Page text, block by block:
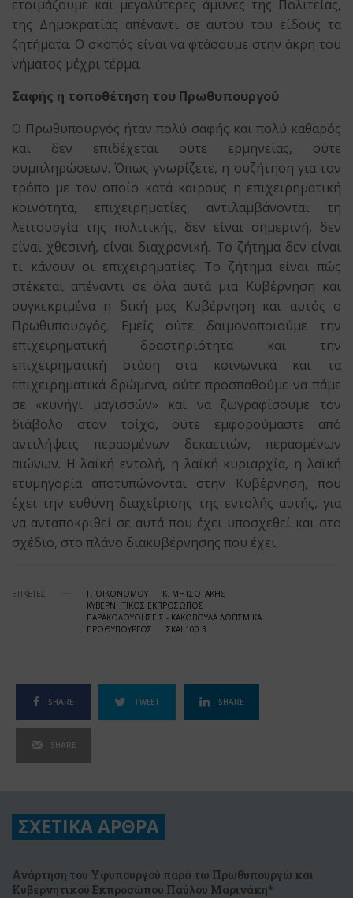
ετοιμάζουμε και μεγαλύτερες άμυνες της Πολιτείας,
της Δημοκρατίας απέναντι σε αυτού του είδους τα
ζητήματα. Ο σκοπός είναι να φτάσουμε στην άκρη του
νήματος μέχρι τέρμα.
Σαφής η τοποθέτηση του Πρωθυπουργού
Ο Πρωθυπουργός ήταν πολύ σαφής και πολύ καθαρός
και δεν επιδέχεται ούτε ερμηνείας, ούτε
συμπληρώσεων. Όπως γνωρίζετε, η συζήτηση για τον
τρόπο με τον οποίο κατά καιρούς η επιχειρηματική
κοινότητα, επιχειρηματίες, αντιλαμβάνονται τη
λειτουργία της πολιτικής, δεν είναι σημερινή, δεν
είναι χθεσινή, είναι διαχρονική. Το ζήτημα δεν είναι
τι κάνουν οι επιχειρηματίες. Το ζήτημα είναι πώς
στέκεται απέναντι σε όλα αυτά μια Κυβέρνηση και
συγκεκριμένα η δική μας Κυβέρνηση και αυτός ο
Πρωθυπουργός. Εμείς ούτε δαιμονοποιούμε την
επιχειρηματική δραστηριότητα και την
επιχειρηματική στάση στα κοινωνικά και τα
επιχειρηματικά δρώμενα, ούτε προσπαθούμε να πάμε
σε «κυνήγι μαγισσών» και να ζωγραφίσουμε τον
διάβολο στον τοίχο, ούτε εμφορούμαστε από
αντιλήψεις περασμένων δεκαετιών, περασμένων
αιώνων. Η λαϊκή εντολή, η λαϊκή κυριαρχία, η λαϊκή
ετυμηγορία αποτυπώνονται στην Κυβέρνηση, που
έχει την ευθύνη διαχείρισης της εντολής αυτής, για
να ανταποκριθεί σε αυτά που έχει υποσχεθεί και στο
σχέδιο, στο πλάνο διακυβέρνησης που έχει.
ΕΤΙΚΕΤΕΣ Γ. ΟΙΚΟΝΟΜΟΥ
Κ. ΜΗΤΣΟΤΑΚΗΣ
ΚΥΒΕΡΝΗΤΙΚΟΣ ΕΚΠΡΟΣΩΠΟΣ
ΠΑΡΑΚΟΛΟΥΘΗΣΕΙΣ - ΚΑΚΟΒΟΥΛΑ ΛΟΓΙΣΜΙΚΑ
ΠΡΩΘΥΠΟΥΡΓΟΣ
ΣΚΑΙ 100.3
SHARE TWEET SHARE
SHARE
ΣΧΕΤΙΚΑ ΑΡΘΡΑ
Ανάρτηση του Υφυπουργού παρά τω Πρωθυπουργώ και
Κυβερνητικού Εκπροσώπου Παύλου Μαρινάκη*